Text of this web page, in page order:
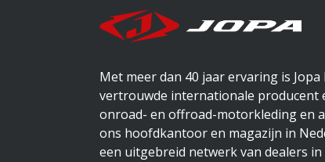
Met meer dan 40 jaar ervaring is Jopa
vertrouwde internationale producent
onroad- en offroad-motorkleding en
ons hoofdkantoor en magazijn in
een uitgebreid netwerk van dealers in